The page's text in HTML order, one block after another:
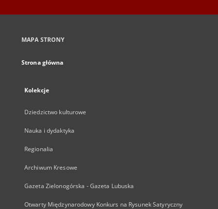
MAPA STRONY
Strona główna
Kolekcje
Dziedzictwo kulturowe
Nauka i dydaktyka
Regionalia
Archiwum Kresowe
Gazeta Zielonogórska - Gazeta Lubuska
Otwarty Międzynarodowy Konkurs na Rysunek Satyryczny